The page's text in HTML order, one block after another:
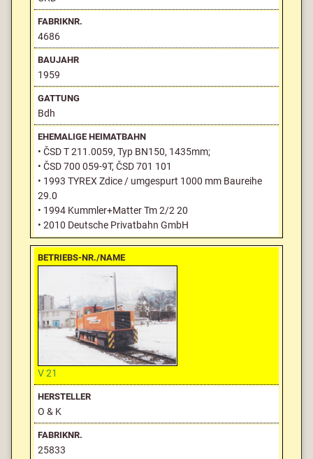
4686
1959
Bdh
• ČSD T 211.0059, Typ BN150, 1435mm;
• ČSD 700 059-9T, ČSD 701 101
• 1993 TYREX Zdice / umgespurt 1000 mm Baureihe
29.0
• 1994 Kummler+Matter Tm 2/2 20
• 2010 Deutsche Privatbahn GmbH
V 21
O & K
25833